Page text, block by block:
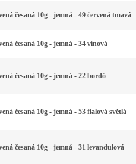
česaná 10g - jemná - 49 červená tmavá
česaná 10g - jemná - 34 vínová
česaná 10g - jemná - 22 bordó
česaná 10g - jemná - 53 fialová světlá
česaná 10g - jemná - 31 levandulová